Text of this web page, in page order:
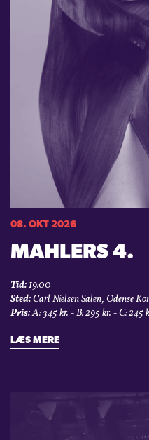
08. OKT 2026
MAHLERS 4.
Tid:19:00
Sted:Carl Nielsen Salen, Odense
Pris:A: 345 kr. - B: 295 kr. - C: 245
LÆS MERE